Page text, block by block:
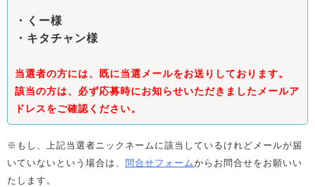
・くー様
・キタチャン様
当選者の方には、既に当選メールをお送りしております。
該当の方は、必ず応募時にお知らせいただきましたメールア
ドレスをご確認ください。
※もし、上記当選者ニックネームに該当しているけれどメールが届
いていないという場合は、 問合せフォームからお問合せをお願いい
たします。